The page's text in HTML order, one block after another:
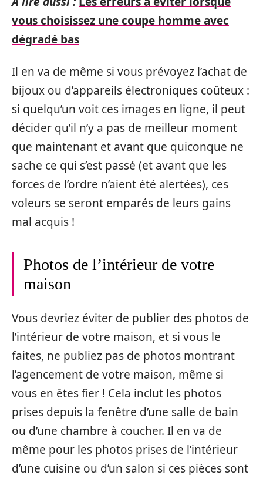
vous choisissez une coupe homme avec
dégradé bas
Il en va de même si vous prévoyez l’achat de
bijoux ou d’appareils électroniques coûteux :
si quelqu’un voit ces images en ligne, il peut
décider qu’il n’y a pas de meilleur moment
que maintenant et avant que quiconque ne
sache ce qui s’est passé (et avant que les
forces de l’ordre n’aient été alertées), ces
voleurs se seront emparés de leurs gains
mal acquis !
Photos de l’intérieur de votre
maison
Vous devriez éviter de publier des photos de
l’intérieur de votre maison, et si vous le
faites, ne publiez pas de photos montrant
l’agencement de votre maison, même si
vous en êtes fier ! Cela inclut les photos
prises depuis la fenêtre d’une salle de bain
ou d’une chambre à coucher. Il en va de
même pour les photos prises de l’intérieur
d’une cuisine ou d’un salon si ces pièces sont